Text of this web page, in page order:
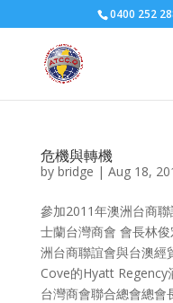
0400 252
危機與轉機
by bridge | Aug 18,
參加2011年澳洲台商
士蘭台灣商會 會長林
洲台商聯誼會與台澳經
Cove的Hyatt Regency
台灣商會聯合總會總會